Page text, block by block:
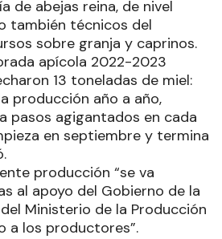
de abejas reina, de nivel
también técnicos del
sobre granja y caprinos.
apícola 2022-2023
13 toneladas de miel:
producción año a año,
pasos agigantados en cada
en septiembre y termina
producción “se va
al apoyo del Gobierno de la
Ministerio de la Producción
a los productores”.